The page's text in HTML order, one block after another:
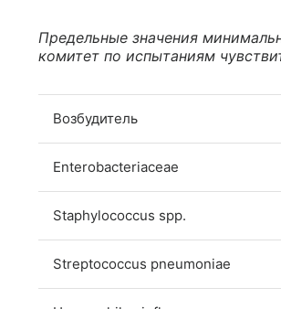
Предельные значения
комитет по испытаниям
Возбудитель
Enterobacteriaceae
Staphylococcus spp.
Streptococcus pneumoniae